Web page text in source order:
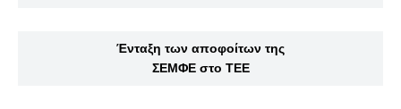
Ένταξη των αποφοίτων της
ΣΕΜΦΕ στο ΤΕΕ